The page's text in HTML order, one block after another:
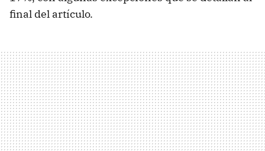
final del artículo.